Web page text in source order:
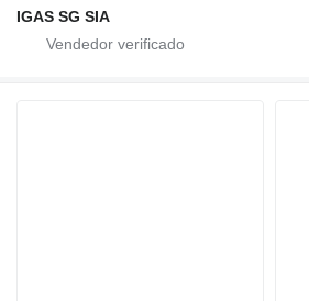
IGAS SG SIA